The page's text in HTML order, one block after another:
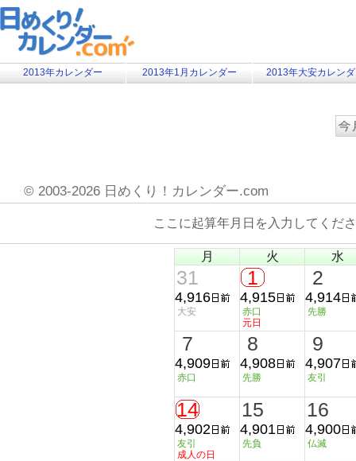
2013年カレンダー 2013年1月カレンダー 2013年大安カレン
© 2003-2026 日めくり！カレンダー.com
ここに起算年月日を入力してく
月 火 水
31
4,916
大安
1
4,915
赤口
元日
2
4,914
先勝
7
4,909
赤口
8
4,908
先勝
9
4,907
友引
14
4,902
友引
成人の日
15
4,901
先負
16
4,900
仏滅